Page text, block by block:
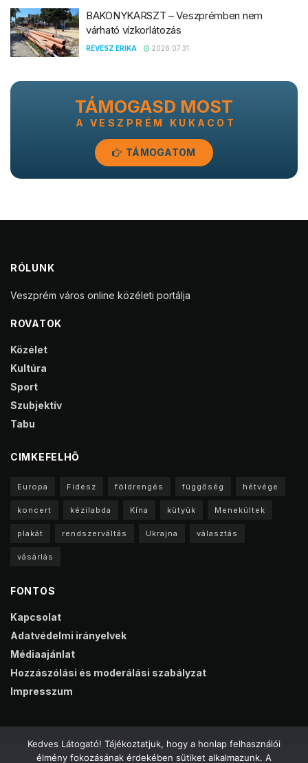
BAKONYKARSZT – Veszprémben nem
várható vízkorlátozás
RÉVÉSZ ERIKA 2026.07.31.
TÁMOGASD MOST
A VESZPRÉM KUKACOT
TÁMOGATOM
RÓLUNK
Veszprém város online közéleti portálja
ROVATOK
Közélet
Kultúra
Sport
Szubjektív
Tabu
CIMKEFELHŐ
Europa Fidesz földrengés függőség hétvége
koncert kézilabda Kína kütyük Menekültek
plakát rendszerváltás Ukrajna választás
vásárlás
FONTOS
Kapcsolat
Adatvédelmi irányelvek
Médiaajánlat
Hozzászólási és moderálási szabályzat
Impresszum
Kedves Látogató! Tájékoztatjuk, hogy a honlap felhasználói
élmény fokozásának érdekében sütiket alkalmazunk. A